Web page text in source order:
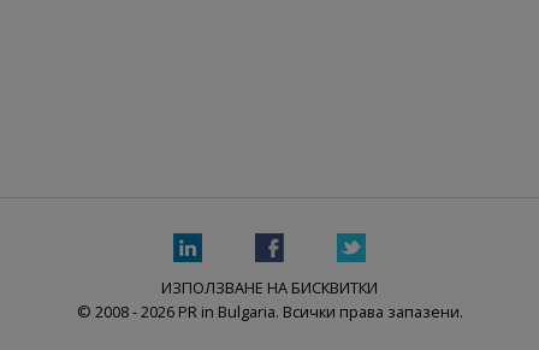
ИЗПОЛЗВАНЕ НА БИСКВИТКИ
© 2008 - 2026 PR in Bulgaria. Всички права запазени.